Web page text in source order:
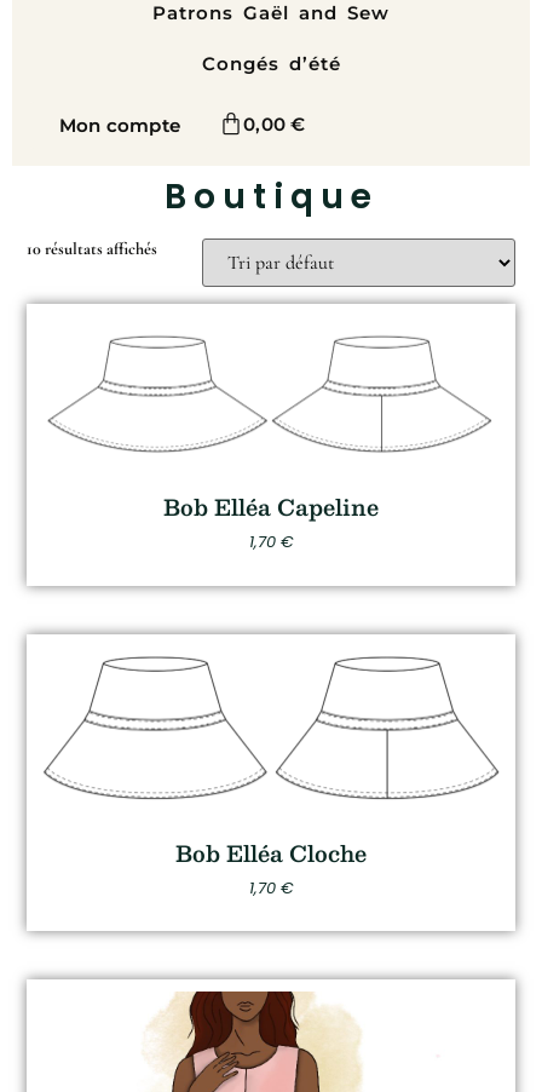
Patrons Gaël and Sew
Congés d’été
Mon compte 0,00€
Boutique
10 résultats affichés
Bob Elléa Capeline
1,70 €
Bob Elléa Cloche
1,70 €